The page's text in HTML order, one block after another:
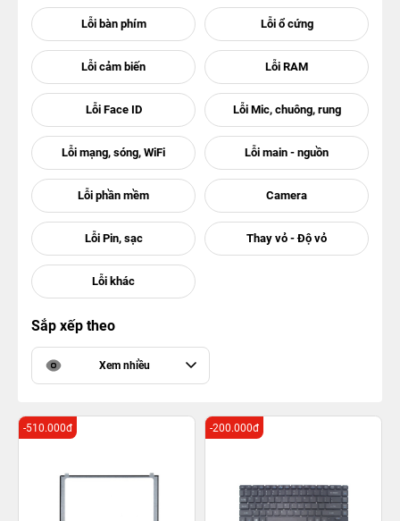
Sắp xếp theo
Xem nhiều
-510.000đ -200.000đ